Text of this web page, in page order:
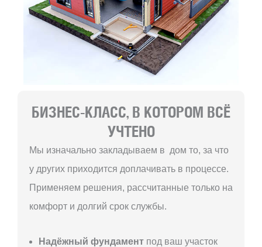
БИЗНЕС-КЛАСС, В КОТОРОМ ВСЁ
УЧТЕНО
Мы изначально закладываем в дом то, за что
у других приходится доплачивать в процессе.
Применяем решения, рассчитанные только на
комфорт и долгий срок службы.
Надёжный фундамент под ваш участок